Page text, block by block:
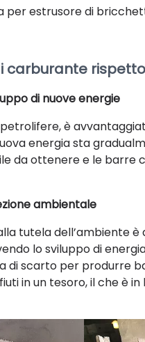
per estrusore di
carburante
di nuove energie
è
energia sta
da ottenere e le
ambientale
tutela dell’ambiente
lo sviluppo di
di scarto per produrre
in un tesoro, il che è